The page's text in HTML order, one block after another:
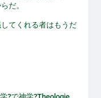
だ。
てくれる者はもうだ